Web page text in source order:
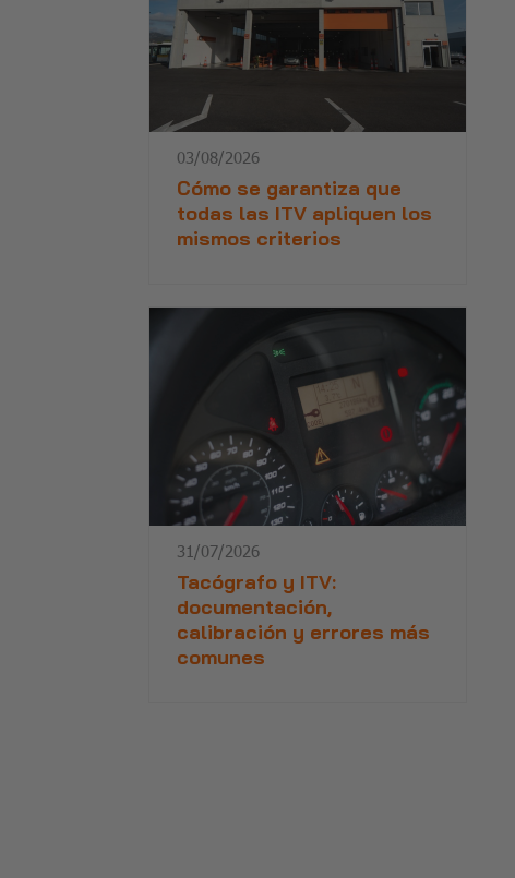
03/08/2026
Cómo se garantiza que
todas las ITV apliquen los
mismos criterios
31/07/2026
Tacógrafo y ITV:
documentación,
calibración y errores más
comunes